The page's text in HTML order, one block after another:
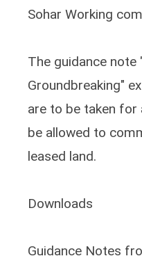
Sohar Working
The guidance
Groundbreaking"
are to be taken for
be allowed to
leased land.
Downloads
Guidance Notes